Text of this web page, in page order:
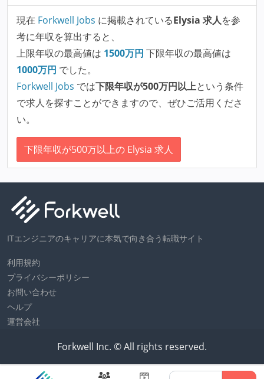
現在 Forkwell Jobs に掲載されているElysia 求人を参
考に年収を算出すると、
上限年収の最高値は 1500万円 下限年収の最高値は
1000万円 でした。
Forkwell Jobs では下限年収が500万円以上という条件
で求人を探すことができますので、ぜひご活用くださ
い。
下限年収が500万以上の Elysia 求人
ITエンジニアのキャリアに本気で向き合う転職サイト
利用規約
プライバシーポリシー
お問い合わせ
ヘルプ
運営会社
Forkwell Inc. © All rights reserved.